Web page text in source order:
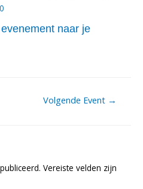
naar je
Volgende Event →
Vereiste velden zijn